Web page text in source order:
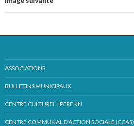
ASSOCIATIONS
BULLETINS MUNICIPAUX
CENTRE CULTUREL | PERENN
CENTRE COMMUNAL D’ACTION SOCIALE (CCAS)